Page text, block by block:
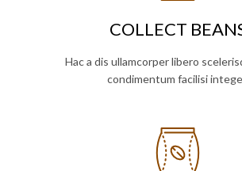
COLLECT
Hac a dis ullamcorper libero
condimentum facilisi